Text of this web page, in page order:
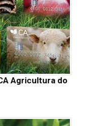
Agricultura do